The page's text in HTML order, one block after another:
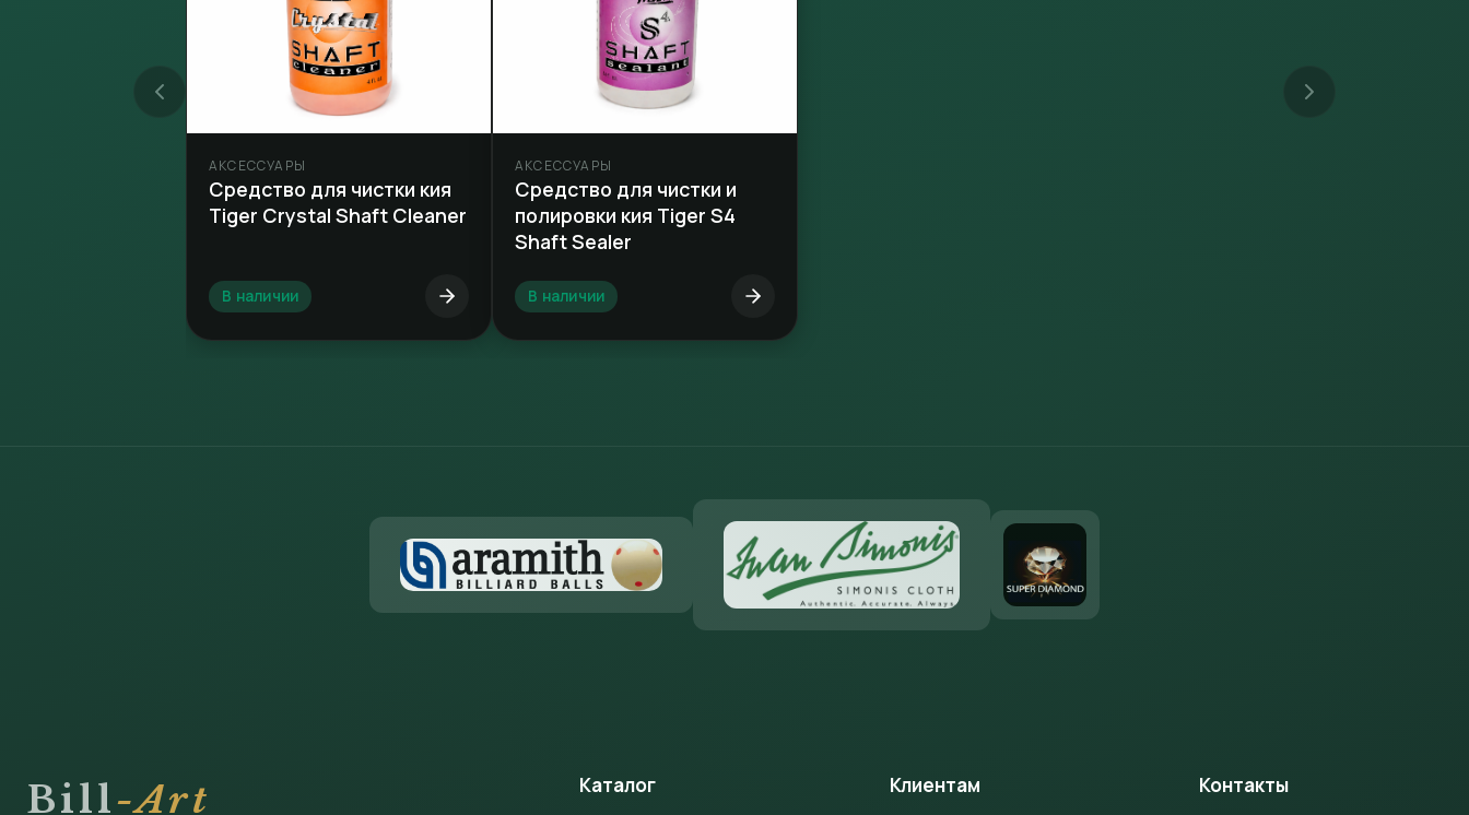
АКСЕССУАРЫ
Средство для чистки кия
Tiger Crystal Shaft Cleaner
В наличии
АКСЕССУАРЫ
Средство для чистки и
полировки кия Tiger S4
Shaft Sealer
В наличии
Bill-Art Каталог Клиентам Контакты